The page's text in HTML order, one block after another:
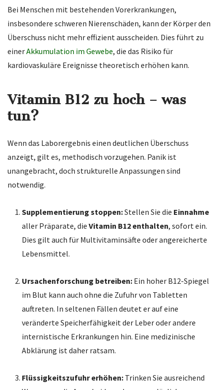
Bei Menschen mit bestehenden Vorerkrankungen,
insbesondere schweren Nierenschäden, kann der Körper den
Überschuss nicht mehr effizient ausscheiden. Dies führt zu
einerAkkumulation im Gewebe, die das Risiko für
kardiovaskuläre Ereignisse theoretisch erhöhen kann.
Vitamin B12 zu hoch – was
tun?
Wenn das Laborergebnis einen deutlichen Überschuss
anzeigt, gilt es, methodisch vorzugehen. Panik ist
unangebracht, doch strukturelle Anpassungen sind
notwendig.
Supplementierung stoppen:Stellen Sie die Einnahme
aller Präparate, die Vitamin B12 enthalten, sofort ein.
Dies gilt auch für Multivitaminsäfte oder angereicherte
Lebensmittel.
Ursachenforschung betreiben:Ein hoher B12-Spiegel
im Blut kann auch ohne die Zufuhr von Tabletten
auftreten. In seltenen Fällen deutet er auf eine
veränderte Speicherfähigkeit der Leber oder andere
internistische Erkrankungen hin. Eine medizinische
Abklärung ist daher ratsam.
Flüssigkeitszufuhr erhöhen:Trinken Sie ausreichend